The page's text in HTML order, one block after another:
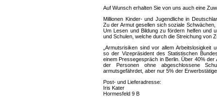
Auf Wunsch erhalten Sie von uns auch eine
Millionen Kinder- und Jugendliche in
Zu der Armut gesellen sich soziale
Um Lesen und Bildung zu fördern helfen und
und Schulen, welche durch die Streichung von
„Armutsrisiken sind vor allem Arbeitslosigkeit
so der Vizepräsident des Statistischen
einem Pressegespräch in Berlin. Über 40% der
der Personen ohne abgeschlossene
armutsgefährdet, aber nur 5% der
Post- und Lieferadresse:
Iris Kater
Hormesfeld 9 B